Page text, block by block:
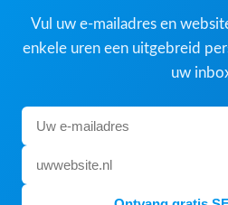
Vul uw e-mailadres en
enkele uren een uitgebreid
uw